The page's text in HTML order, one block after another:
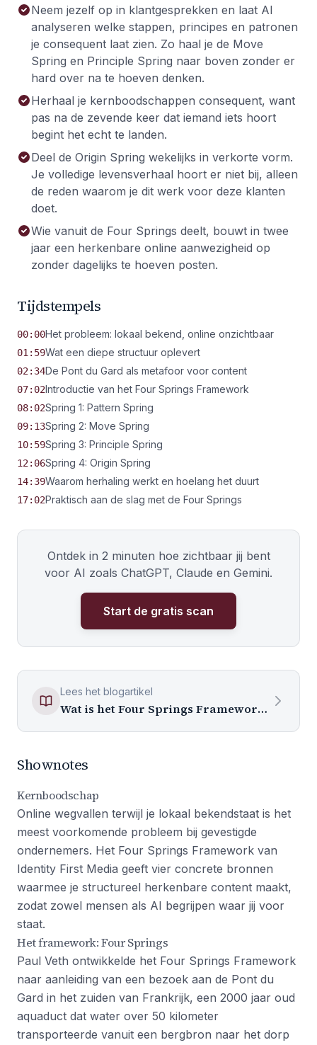
Neem jezelf op in klantgesprekken en laat AI
analyseren welke stappen, principes en patronen
je consequent laat zien. Zo haal je de Move
Spring en Principle Spring naar boven zonder er
hard over na te hoeven denken.
Herhaal je kernboodschappen consequent, want
pas na de zevende keer dat iemand iets hoort
begint het echt te landen.
Deel de Origin Spring wekelijks in verkorte vorm.
Je volledige levensverhaal hoort er niet bij, alleen
de reden waarom je dit werk voor deze klanten
doet.
Wie vanuit de Four Springs deelt, bouwt in twee
jaar een herkenbare online aanwezigheid op
zonder dagelijks te hoeven posten.
Tijdstempels
00:00Het probleem: lokaal bekend, online onzichtbaar
01:59Wat een diepe structuur oplevert
02:34De Pont du Gard als metafoor voor content
07:02Introductie van het Four Springs Framework
08:02Spring 1: Pattern Spring
09:13Spring 2: Move Spring
10:59Spring 3: Principle Spring
12:06Spring 4: Origin Spring
14:39Waarom herhaling werkt en hoelang het duurt
17:02Praktisch aan de slag met de Four Springs
Ontdek in 2 minuten hoe zichtbaar jij bent
voor AI zoals ChatGPT, Claude en Gemini.
Start de gratis scan
Lees het blogartikel
Wat is het Four Springs Framework en hoe vul je het in?
Shownotes
Kernboodschap
Online wegvallen terwijl je lokaal bekendstaat is het
meest voorkomende probleem bij gevestigde
ondernemers. Het Four Springs Framework van
Identity First Media geeft vier concrete bronnen
waarmee je structureel herkenbare content maakt,
zodat zowel mensen als AI begrijpen waar jij voor
staat.
Het framework: Four Springs
Paul Veth ontwikkelde het Four Springs Framework
naar aanleiding van een bezoek aan de Pont du
Gard in het zuiden van Frankrijk, een 2000 jaar oud
aquaduct dat water over 50 kilometer
transporteerde vanuit een bergbron naar het dorp